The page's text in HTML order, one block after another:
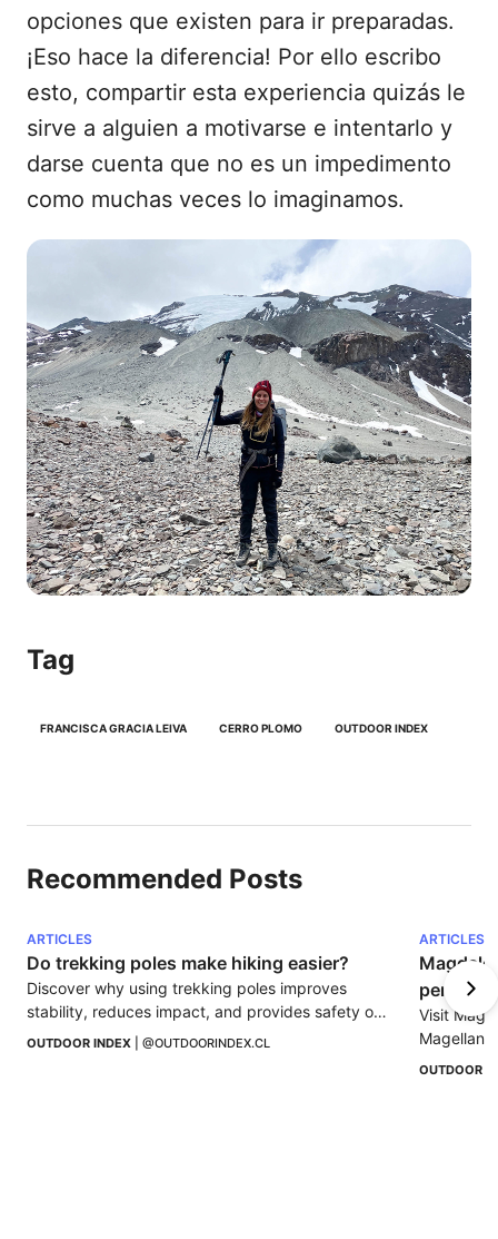
opciones que existen para ir preparadas.
¡Eso hace la diferencia! Por ello escribo
esto, compartir esta experiencia quizás le
sirve a alguien a motivarse e intentarlo y
darse cuenta que no es un impedimento
como muchas veces lo imaginamos.
Tag
FRANCISCA GRACIA LEIVA CERRO PLOMO OUTDOOR INDEX
Recommended Posts
ARTICLES
Do trekking poles make hiking easier?
Discover why using trekking poles improves
stability, reduces impact, and provides safety on
mountain hikes and challenging trails.
OUTDOOR INDEX @OUTDOORINDEX.CL
ARTICLES
penguin
Visit
Nature
OUTDOOR